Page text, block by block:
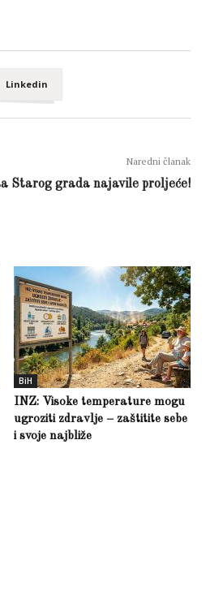
Linkedin
Naredni članak
Starog grada najavile proljeće!
BiH
INZ: Visoke temperature mogu
ugroziti zdravlje – zaštitite sebe
i svoje najbliže